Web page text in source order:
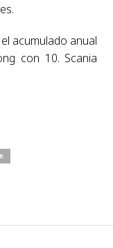
acumulado anual
con 10. Scania